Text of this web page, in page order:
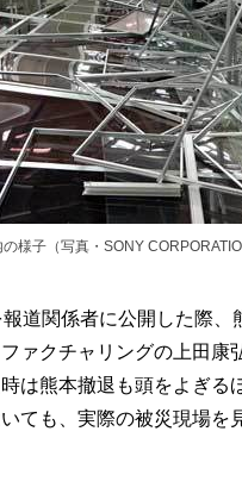
様子（写真・SONY
道関係者に公開した際、
ァクチャリングの上田康
は熊本撤退も頭をよぎる
ても、実際の被災現場を